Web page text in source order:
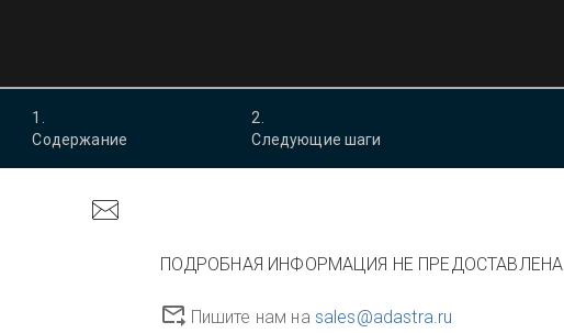
1
Содержание
2
Следующие шаги
ПОДРОБНАЯ ИНФОРМАЦИЯ НЕ ПРЕДОСТАВЛЕНА
Пишите нам на sales@adastra.ru